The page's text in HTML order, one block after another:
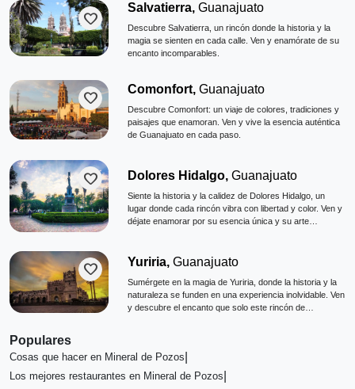
favorite
Salvatierra,Guanajuato
Descubre Salvatierra, un rincón donde la historia y la
magia se sienten en cada calle. Ven y enamórate de su
encanto incomparables.
favorite Comonfort,Guanajuato
Descubre Comonfort: un viaje de colores, tradiciones y
paisajes que enamoran. Ven y vive la esencia auténtica
de Guanajuato en cada paso.
favorite Dolores Hidalgo,Guanajuato
Siente la historia y la calidez de Dolores Hidalgo, un
lugar donde cada rincón vibra con libertad y color. Ven y
déjate enamorar por su esencia única y su arte
favorite Yuriria,Guanajuato
Sumérgete en la magia de Yuriria, donde la historia y la
naturaleza se funden en una experiencia inolvidable. Ven
y descubre el encanto que solo este rincón de
Populares
Cosas que hacer en Mineral de Pozos
Los mejores restaurantes en Mineral de Pozos